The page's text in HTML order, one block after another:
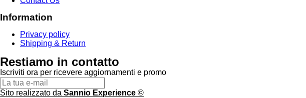
Information
Privacy policy
Shipping & Return
Restiamo in contatto
Iscriviti ora per ricevere aggiornamenti e promo
Sito realizzato da Sannio Experience ©